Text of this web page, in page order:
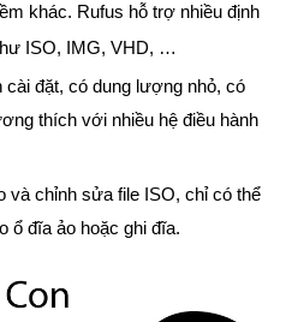
khác. Rufus hỗ trợ nhiều định
ISO, IMG, VHD, …
đặt, có dung lượng nhỏ, có
thích với nhiều hệ điều hành
và chỉnh sửa file ISO, chỉ có thể
ổ đĩa ảo hoặc ghi đĩa.